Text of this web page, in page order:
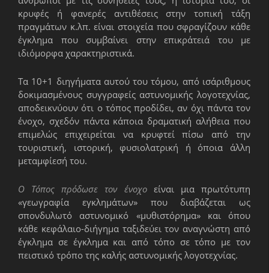
κρυφές ή φανερές αντιθέσεις στην τοπική τάξη
πραγμάτων κ.λπ. είναι στοιχεία που σφραγίζουν κάθε
έγκλημα που συμβαίνει στην επικράτειά του με
ιδιόμορφα χαρακτηριστικά.
Τα 10+1 διηγήματα αυτού του τόμου, από ισάριθμους
δοκιμασμένους συγγραφείς αστυνομικής λογοτεχνίας,
αποδεικνύουν ότι ο τόπος προδίδει, αν όχι πάντα τον
ένοχο, σχεδόν πάντα κάποια δραματική αλήθεια που
επιμελώς επιχειρείται να κρυφτεί πίσω από την
τουριστική, ιστορική, φυσιολατρική ή όποια άλλη
μεταμφίεσή του.
Ο Τόπος πρόδωσε τον ένοχοείναι μια πρωτότυπη
«γεωγραφία εγκλημάτων» που διαβάζεται ως
σπονδυλωτό αστυνομικό «μυθιστόρημα» και όπου
κάθε κεφάλαιο-διήγημα ταξιδεύει τον αναγνώστη από
έγκλημα σε έγκλημα και από τόπο σε τόπο με τον
πειστικό τρόπο της καλής αστυνομικής λογοτεχνίας.